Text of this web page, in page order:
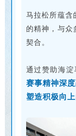
马拉松所蕴含
的精神，与众
契合。
通过赞助海
赛事精神深
塑造积极向